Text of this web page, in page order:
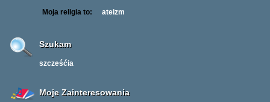
Moja religia to: ateizm
Szukam
szcześćia
Moje Zainteresowania